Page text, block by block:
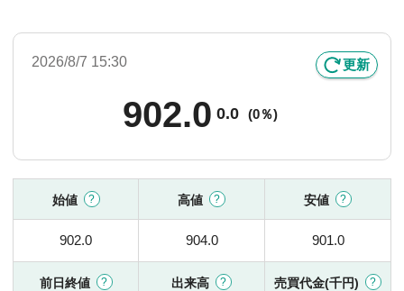
2026/8/7 15:30 更新
902.0 0.0 (0％)
始値 高値 安値
902.0 904.0 901.0
前日終値 出来高 売買代金(千円)